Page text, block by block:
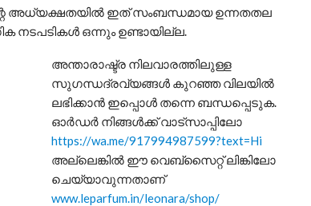
അധ്യക്ഷതയിൽ ഇത് സംബന്ധമായ ഉന്നതതല
നടപടികൾ ഒന്നും ഉണ്ടായില്ല.
അന്താരാഷ്ട്ര നിലവാരത്തിലുള്ള
സുഗന്ധദ്രവ്യങ്ങൾ കുറഞ്ഞ വിലയിൽ
ലഭിക്കാൻ ഇപ്പൊൾ തന്നെ ബന്ധപ്പെടുക.
ഓർഡർ നിങ്ങൾക്ക് വാട്സാപ്പിലോ
https://wa.me/917994987599?text=Hi
അല്ലെങ്കിൽ ഈ വെബ്സൈറ്റ് ലിങ്കിലോ
ചെയ്യാവുന്നതാണ്
www.leparfum.in/leonara/shop/